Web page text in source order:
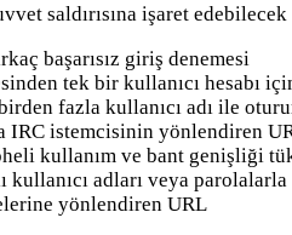
saldırısına işaret
başarısız giriş denemesi
tek bir kullanıcı hesabı
fazla kullanıcı adı ile
IRC istemcisinin yönlendiren
kullanım ve bant genişliği
kullanıcı adları veya
yönlendiren URL